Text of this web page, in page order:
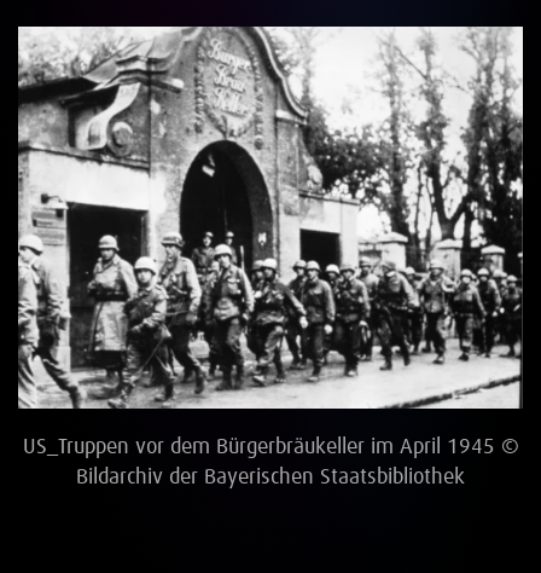
US_Truppen vor dem Bürgerbräukeller im April 1945 ©
Bildarchiv der Bayerischen Staatsbibliothek